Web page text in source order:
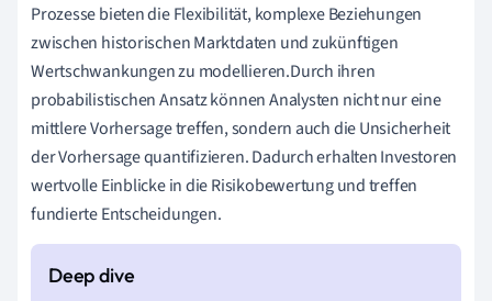
Prozesse bieten die Flexibilität, komplexe Beziehungen
zwischen historischen Marktdaten und zukünftigen
Wertschwankungen zu modellieren.Durch ihren
probabilistischen Ansatz können Analysten nicht nur eine
mittlere Vorhersage treffen, sondern auch die Unsicherheit
der Vorhersage quantifizieren. Dadurch erhalten Investoren
wertvolle Einblicke in die Risikobewertung und treffen
fundierte Entscheidungen.